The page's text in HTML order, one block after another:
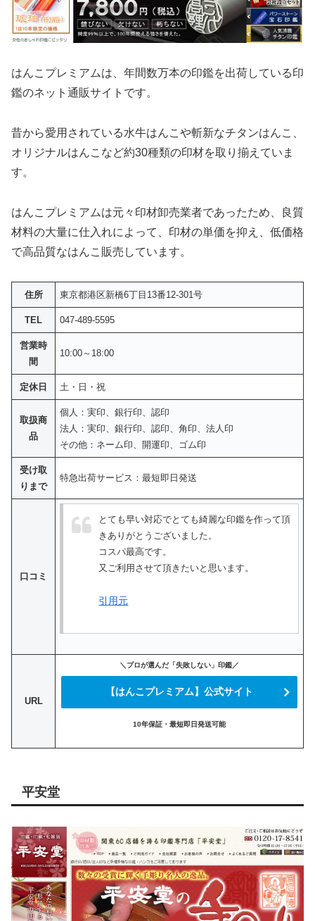
はんこプレミアムは、年間数万本の印鑑を出荷している印
鑑のネット通販サイトです。
昔から愛用されている水牛はんこや斬新なチタンはんこ、
オリジナルはんこなど約30種類の印材を取り揃えていま
す。
はんこプレミアムは元々印材卸売業者であったため、良質
材料の大量に仕入れによって、印材の単価を抑え、低価格
で高品質なはんこ販売しています。
住所 東京都港区新橋6丁目13番12-301号
TEL 047-489-5595
営業時
間
10:00～18:00
定休日 土・日・祝
取扱商
品
個人：実印、銀行印、認印
法人：実印、銀行印、認印、角印、法人印
その他：ネーム印、開運印、ゴム印
受け取
りまで
特急出荷サービス：最短即日発送
口コミ
とても早い対応でとても綺麗な印鑑を作って頂
きありがとうございました。
コスパ最高です。
又ご利用させて頂きたいと思います。
引用元
URL
＼プロが選んだ「失敗しない」印鑑／
【はんこプレミアム】公式サイト
10年保証・最短即日発送可能
平安堂